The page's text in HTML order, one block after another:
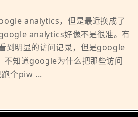
analytics，但是最近换成了
analytics好像不是很准。有
到明显的访问记录，但是google
不知道google为什么把那些访问
跑个piw ...